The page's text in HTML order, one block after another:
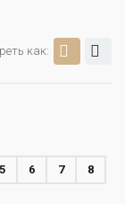
как:
5 6 7 8